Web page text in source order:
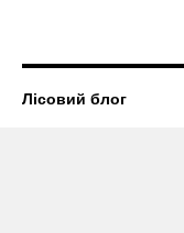
Лісовий блог